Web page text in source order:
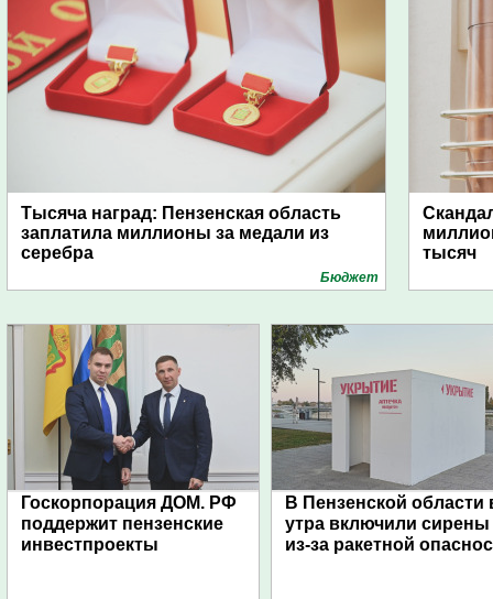
Тысяча наград: Пензенская область
заплатила миллионы за медали из
серебра
Бюджет
тысяч
Госкорпорация ДОМ. РФ
поддержит пензенские
инвестпроекты
В Пензенской области
утра включили сирены
из-за ракетной